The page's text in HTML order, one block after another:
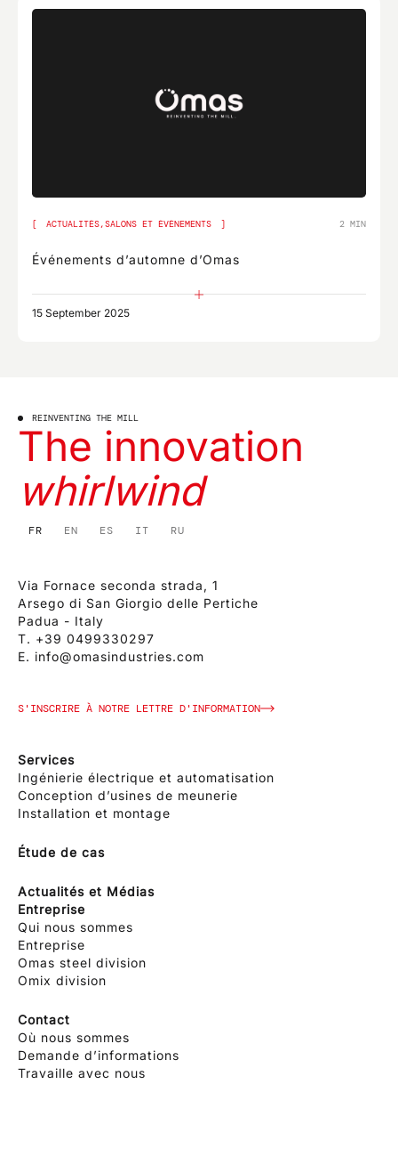
ACTUALITÉS,SALONS ET ÉVÉNEMENTS 2 MIN
Événements d’automne d’Omas
15 September 2025
REINVENTING THE MILL
The innovation
whirlwind
FR EN ES IT RU
Via Fornace seconda strada, 1
Arsego di San Giorgio delle Pertiche
Padua - Italy
T. +39 0499330297
E. info@omasindustries.com
S'INSCRIRE À NOTRE LETTRE D'INFORMATION
Services
Ingénierie électrique et automatisation
Conception d’usines de meunerie
Installation et montage
Étude de cas
Actualités et Médias
Entreprise
Qui nous sommes
Entreprise
Omas steel division
Omix division
Contact
Où nous sommes
Demande d’informations
Travaille avec nous